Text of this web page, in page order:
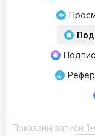
Показаны записи